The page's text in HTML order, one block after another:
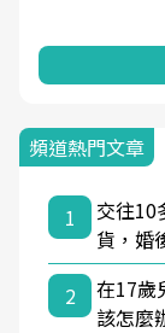
頻道熱門文章
1
交往10
貨，婚
2
在17歲
該怎麼